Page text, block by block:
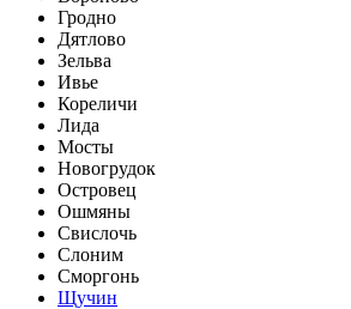
Гродно
Дятлово
Зельва
Ивье
Кореличи
Лида
Мосты
Новогрудок
Островец
Ошмяны
Свислочь
Слоним
Сморгонь
Щучин